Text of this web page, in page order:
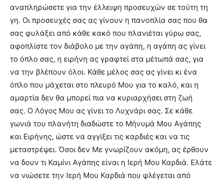
αναπληρώσετε για την έλλειψη προσευχών σε τούτη τη
γη. Oι προσευχές σας ας γίνουν η πανοπλία σας που θα
σας φυλάξει από κάθε κακό που πλανιέται γύρω σας,
αφοπλίστε τον διάβολο με την αγάπη, η αγάπη ας γίνει
το όπλο σας, η ειρήνη ας γραφτεί στα μέτωπά σας, για
να την βλέπουν όλοι. Κάθε μέλος σας ας γίνει κι ένα
όπλο που μάχεται στο πλευρό Μου για το καλό, και η
αμαρτία δεν θα μπορεί πια να κυριαρχήσει στη ζωή
σας. O Λόγος Μου ας γίνει το Λυχνάρι σας. Σε κάθε
γωνιά του πλανήτη διαδώστε το Μήνυμά Μου Αγάπης
και Ειρήνης, ώστε να αγγίξει τις καρδιές και να τις
μεταστρέψει. Όσοι δεν Με γνωρίζουν ακόμη, ας έρθουν
να δουν τι Καμίνι Αγάπης είναι η Ιερή Μου Καρδιά. Ελάτε
να νιώσετε την Ιερή Μου Καρδιά που φλέγεται από